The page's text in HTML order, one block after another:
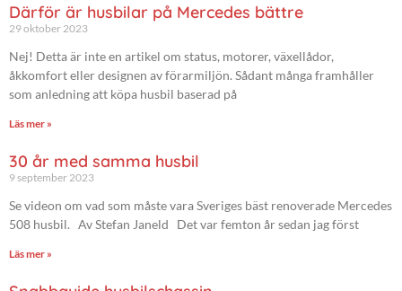
Därför är husbilar på Mercedes bättre
29 oktober 2023
Nej! Detta är inte en artikel om status, motorer, växellådor,
åkkomfort eller designen av förarmiljön. Sådant många framhåller
som anledning att köpa husbil baserad på
Läs mer »
30 år med samma husbil
9 september 2023
Se videon om vad som måste vara Sveriges bäst renoverade Mercedes
508 husbil. Av Stefan Janeld Det var femton år sedan jag först
Läs mer »